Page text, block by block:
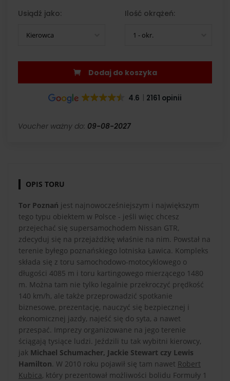
Usiądź jako:
Kierowca
Ilość okrążeń:
1 - okr.
Dodaj do koszyka
4.6 2161 opinii
Voucher ważny do: 09-08-2027
OPIS TORU
Tor Poznań jest najnowocześniejszym i największym
tego typu obiektem w Polsce - jeśli więc chcesz
przejechać się supersamochodem Nissan GTR,
zdecyduj się na przejażdżkę właśnie na nim. Powstał na
terenie byłego poznańskiego lotniska Ławica. Kompleks
składa się z toru samochodowo-motocyklowego o
długości 4085 m i toru kartingowego mierzącego 1480
m. Można tam nie tylko legalnie przekroczyć prędkość
140 km/h, ale także przeprowadzić spotkanie
biznesowe, prezentację, nauczyć się bezpiecznej i
ekonomicznej jazdy, najeść się do syta, a nawet
przespać. Imprezy organizowane na jego terenie
ściągają tysiące ludzi. Jeździli tu tak wybitni kierowcy,
jak Michael Schumacher, Jackie Stewart czy Lewis
Hamilton. W 2010 roku pojawił się tam nawet Robert
Kubica, który prezentował możliwości bolidu Formuły 1